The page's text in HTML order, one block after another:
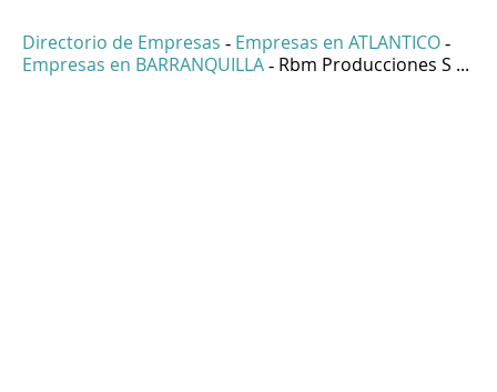
Directorio de Empresas - Empresas en ATLANTICO -
Empresas en BARRANQUILLA - Rbm Producciones S ...